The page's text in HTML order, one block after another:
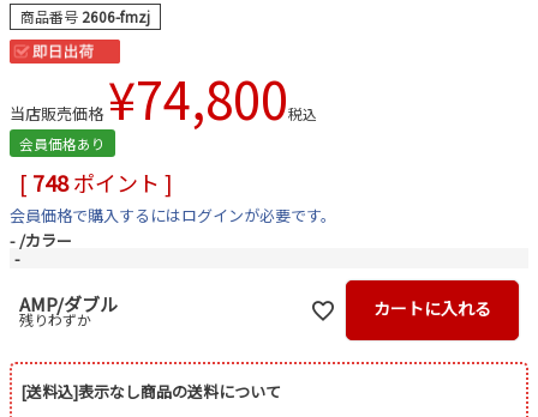
商品番号 2606-fmzj
当店販売価格 ¥74,800税込
会員価格あり
[ 748ポイント ]
会員価格で購入するにはログインが必要です。
- カラー
-
AMP/ダブル
残りわずか カートに入れる
[送料込]表示なし商品の送料について